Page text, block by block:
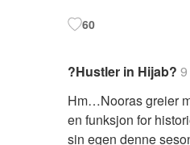
60
?Hustler in Hijab?
Hm…Nooras greier
en funksjon for
sin egen denne